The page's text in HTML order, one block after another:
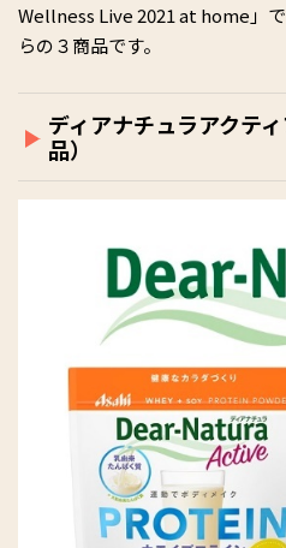
Wellness Live 2021 at home」
らの３商品です。
ディアナチュラアクテ
品）